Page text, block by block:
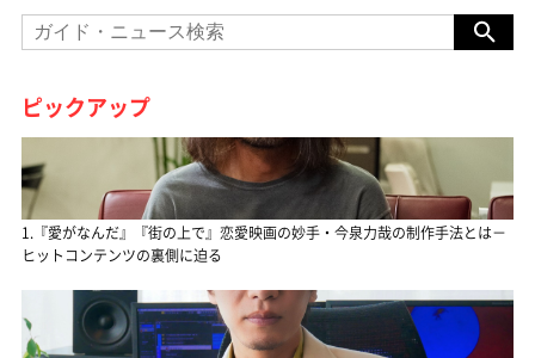
ピックアップ
1.『愛がなんだ』『街の上で』恋愛映画の妙手・今泉力哉の制作手法とは－
ヒットコンテンツの裏側に迫る